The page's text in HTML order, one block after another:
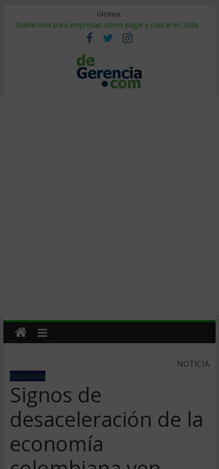
Última:
Stablecoins para empresas: cómo pagar y cobrar en 2026
Despido silencioso: qué es y por qué sale tan caro
IA en selección de personal: cómo auditarla a tiempo
Trabajo forzoso en la cadena de suministro: qué hacer
Mercado hispano de EE. UU.: cómo segmentarlo y venderle
NOTICIA
Economía
Signos de
desaceleración de la
economí­a